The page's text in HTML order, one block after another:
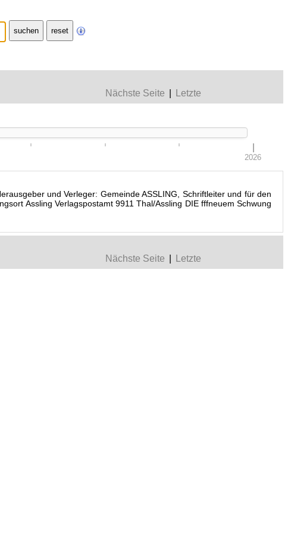
Nächste Seite Letzte
2026
und Verleger: Gemeinde ASSLING, Schriftleiter und für den
Assling Verlagspostamt 9911 Thal/Assling DIE fffneuem Schwung
Nächste Seite Letzte